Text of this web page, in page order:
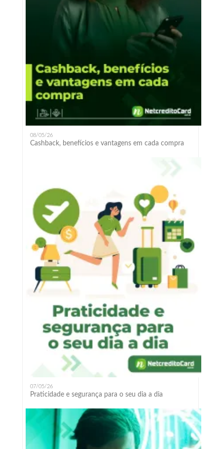
08/05/26
Cashback, benefícios e vantagens em cada compra
07/05/26
Praticidade e segurança para o seu dia a dia